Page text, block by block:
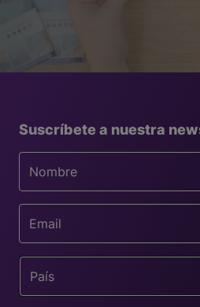
Suscríbete a nuestra
País